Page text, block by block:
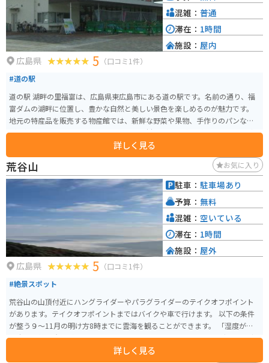
広島県 5 （口コミ1件）
#道の駅
道の駅 湖畔の里福富は、広島県東広島市にある道の駅です。名前の通り、福
富ダムの湖畔に位置し、豊かな自然と美しい景色を楽しめるのが魅力です。
地元の特産品を販売する物産館では、新鮮な野菜や果物、手作りのパンなど
が人気です。レストランでは、地元産の食材を使った料理が味わえます。ダム
湖を眺めながら食事ができるテラス席もおすすめです。 また、レンタサイク
ルの貸し出しもあり、サイクリングを楽しむこともできます。周辺には、福
富ダムのダム湖百選にも選ばれた美しい景色が広がっており、サイクリング
に最適なコースもあります。バイクで訪れた際は、駐車場も広々としている
ので安心です。道の駅 湖畔の里福富は、自然を満喫したい方、地元グルメを
味わいたい方、サイクリングを楽しみたい方など、様々な方に楽しんでいた
だける道の駅です。
詳しく見る
混雑： 普通
滞在： 1時間
施設： 屋内
荒谷山 お気に入り
広島県 5 （口コミ1件）
#絶景スポット
荒谷山の山頂付近にハングライダーやパラグライダーのテイクオフポイント
があります。テイクオフポイントまではバイクや車で行けます。 以下の条件
が整う９〜11月の明け方8時までに雲海を観ることができます。 「湿度が高
く十分な放射冷却があること」 「よく晴れていること」 「前日と当日の早朝
の気温の差が大きいこと」 「風が弱いこと」
詳しく見る
駐車： 駐車場あり
予算： 無料
混雑： 空いている
滞在： 1時間
施設： 屋外